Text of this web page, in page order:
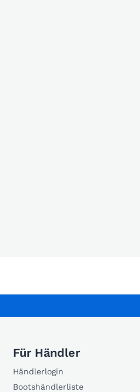
Für Händler
Händlerlogin
Bootshändlerliste